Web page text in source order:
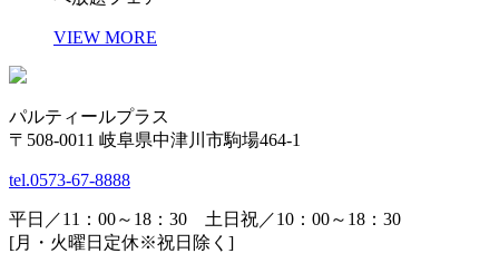
VIEW MORE
パルティールプラス
〒508-0011 岐阜県中津川市駒場464-1
tel.0573-67-8888
平日／11：00～18：30 土日祝／10：00～18：30
[月・火曜日定休※祝日除く]